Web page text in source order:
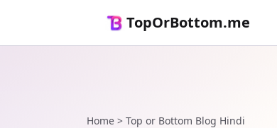
TopOrBottom.me
Home > Top or Bottom Blog Hindi